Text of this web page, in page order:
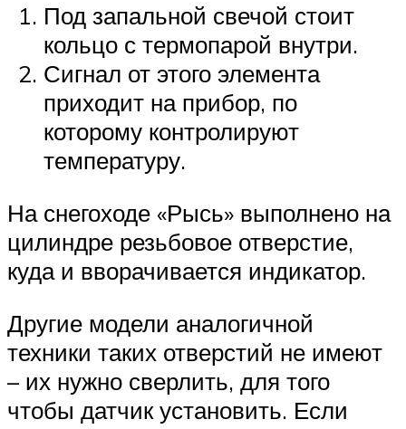
Под запальной свечой стоит
кольцо с термопарой внутри.
Сигнал от этого элемента
приходит на прибор, по
которому контролируют
температуру.
На снегоходе «Рысь» выполнено на
цилиндре резьбовое отверстие,
куда и вворачивается индикатор.
Другие модели аналогичной
техники таких отверстий не имеют
– их нужно сверлить, для того
чтобы датчик установить. Если